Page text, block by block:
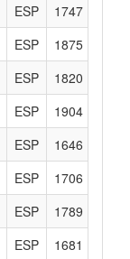
ESP 1747
ESP 1875
ESP 1820
ESP 1904
ESP 1646
ESP 1706
ESP 1789
ESP 1681